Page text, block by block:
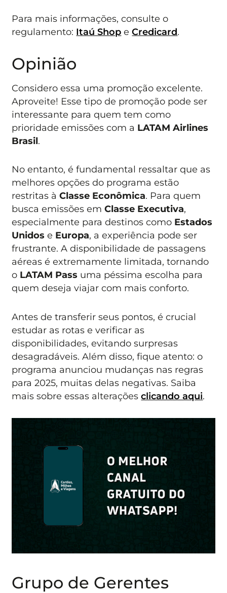
Para mais informações, consulte o
regulamento: Itaú Shop eCredicard.
Opinião
Considero essa uma promoção excelente.
Aproveite! Esse tipo de promoção pode ser
interessante para quem tem como
prioridade emissões com a LATAM Airlines
Brasil.
No entanto, é fundamental ressaltar que as
melhores opções do programa estão
restritas àClasse Econômica. Para quem
busca emissões emClasse Executiva,
especialmente para destinos como Estados
Unidos e Europa, a experiência pode ser
frustrante. A disponibilidade de passagens
aéreas é extremamente limitada, tornando
o LATAM Pass uma péssima escolha para
quem deseja viajar com mais conforto.
Antes de transferir seus pontos, é crucial
estudar as rotas e verificar as
disponibilidades, evitando surpresas
desagradáveis. Além disso, fique atento: o
programa anunciou mudanças nas regras
para 2025, muitas delas negativas. Saiba
mais sobre essas alteraçõesclicando aqui.
Grupo de Gerentes